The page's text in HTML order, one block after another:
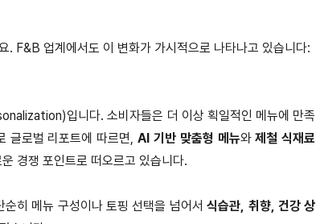
. F&B 업계에서도 이 변화가 가시적으로 나타나고 있습니다:
입니다. 소비자들은 더 이상 획일적인 메뉴에 만족
글로벌 리포트에 따르면,AI 기반 맞춤형 메뉴와제철 식재료
경쟁 포인트로 떠오르고 있습니다.
순히 메뉴 구성이나 토핑 선택을 넘어서식습관, 취향, 건강 상